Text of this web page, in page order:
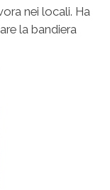
nei locali. Ha
la bandiera